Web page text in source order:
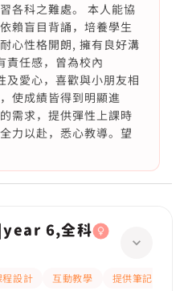
各科之難處。 本人能協
賴盲目背誦，培養學生
心性格開朗, 擁有良好溝
責任感，曾為校內
愛心，喜歡與小朋友相
使成績皆得到明顯進
需求，提供彈性上課時
力以赴，悉心教導。望
6,全科
程設計 互動教學 提供筆記